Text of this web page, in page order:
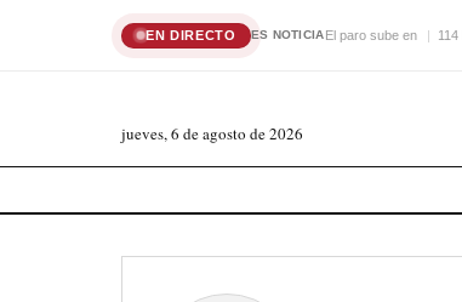
EN DIRECTO ES NOTICIAEl paro sube en
jueves, 6 de agosto de 2026